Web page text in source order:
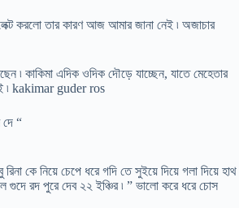
করলো তার কারণ আজ আমার জানা নেই ৷ অজাচার
৷ কাকিমা এদিক ওদিক দৌড়ে যাচ্ছেন, যাতে মেহেতার
৷ kakimar guder ros
দে “
কে নিয়ে চেপে ধরে গদি তে সুইয়ে দিয়ে গলা দিয়ে হাথ
গুদে রদ পুরে দেব ২২ ইঞ্চির ৷ ” ভালো করে ধরে চোস